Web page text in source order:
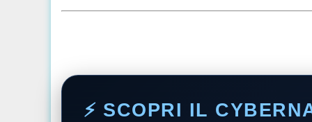
⚡️ SCOPRI IL